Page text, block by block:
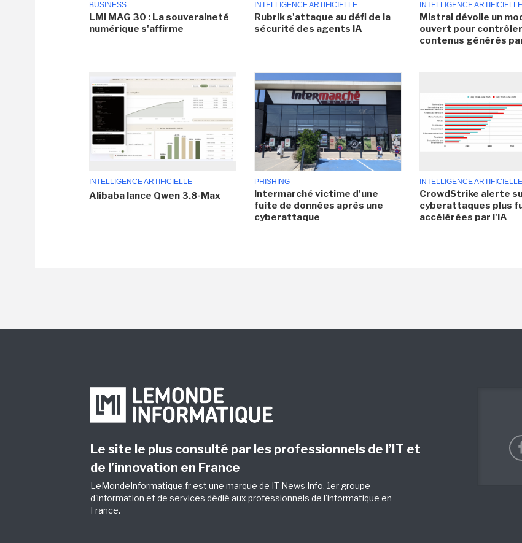
BUSINESS
LMI MAG 30 : La souveraineté
numérique s'affirme
INTELLIGENCE ARTIFICIELLE
Rubrik s'attaque au défi de la
sécurité des agents IA
INTELLIGENCE ARTIFICIELLE
Mistral dévoile un
ouvert pour
contenus générés
INTELLIGENCE ARTIFICIELLE
Alibaba lance Qwen 3.8-Max
PHISHING
Intermarché victime d'une
fuite de données après une
cyberattaque
INTELLIGENCE ARTIFICIELLE
CrowdStrike alerte
cyberattaques plus
accélérées par l'IA
Le site le plus consulté par les professionnels de l’IT et
de l’innovation en France
LeMondeInformatique.fr est une marque de IT News Info, 1er groupe
d'information et de services dédié aux professionnels de l'informatique en
France.